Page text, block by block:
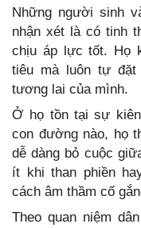
Những người sinh
nhận xét là có tinh
chịu áp lực tốt. Họ
tiêu mà luôn tự
tương lai của mình.
Ở họ tồn tại sự
con đường nào, họ
dễ dàng bỏ cuộc
ít khi than phiền
cách âm thầm cố
Theo quan niệm